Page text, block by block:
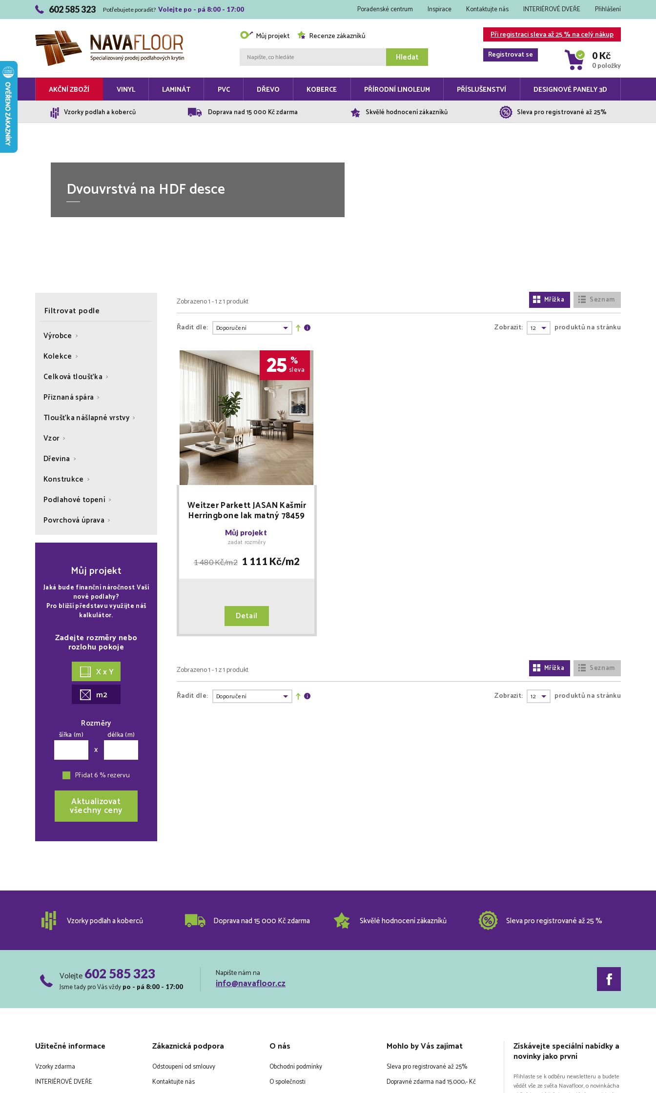
602 585 323 Potřebujete poradit? Volejte po - pá 8:00 - 17:00 Poradenské centrum Inspirace Kontaktujte nás INTERIÉROVÉ DVEŘE Přihlášení
Můj projekt Recenze zákazníků
Hledat
Při registraci sleva až 25 % na celý nákup
Registrovat se
0 Kč
0 položky
AKČNÍ ZBOŽÍ VINYL LAMINÁT PVC DŘEVO KOBERCE PŘÍRODNÍ LINOLEUM PŘÍSLUŠENSTVÍ DESIGNOVÉ PANELY 3D
Vzorky podlah a koberců Doprava nad 15 000 Kč zdarma Skvělé hodnocení zákazníků Sleva pro registrované až 25%
Dvouvrstvá na HDF desce
Filtrovat podle
Výrobce
Kolekce
Celková tloušťka
Přiznaná spára
Tloušťka nášlapné vrstvy
Vzor
Dřevina
Konstrukce
Podlahové topení
Povrchová úprava
Můj projekt
Jaká bude finanční náročnost Vaší
nové podlahy?
Pro bližší představu využijte náš
kalkulátor.
Zadejte rozměry nebo
rozlohu pokoje
X x Y
m2
Rozměry
šířka (m)
x
délka (m)
Přidat 6 % rezervu
Aktualizovat
všechny ceny
Zobrazeno 1 - 1 z 1 produkt Mřížka Seznam
Řadit dle: Zobrazit: produktů na stránku
25 %
sleva
Weitzer Parkett JASAN Kašmír
Herringbone lak matný 78459
dřevěná podlaha
Můj projekt
zadat rozměry
1 480 Kč/m2 1 111 Kč/m2
Detail
Zobrazeno 1 - 1 z 1 produkt Mřížka Seznam
Řadit dle: Zobrazit: produktů na stránku
Vzorky podlah a koberců Doprava nad 15 000 Kč zdarma Skvělé hodnocení zákazníků Sleva pro registrované až 25 %
Volejte602 585 323
Jsme tady pro Vás vždy po - pá 8:00 - 17:00
Napište nám na
info@navafloor.cz
Užitečné informace
Vzorky zdarma
INTERIÉROVÉ DVEŘE
Zákaznická podpora
Odstoupení od smlouvy
Kontaktujte nás
O nás
Obchodní podmínky
O společnosti
Mohlo by Vás zajímat
Sleva pro registrované až 25%
Dopravné zdarma nad 15.000,- Kč
Získávejte speciální nabídky a
novinky jako první
Přihlaste se k odběru newsletteru a budete
vědět vše ze světa Navafloor, o novinkácha